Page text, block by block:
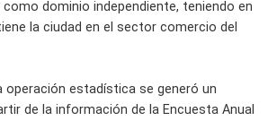
dominio independiente, teniendo en
la ciudad en el sector comercio del
operación estadística se generó un
de la información de la Encuesta Anual